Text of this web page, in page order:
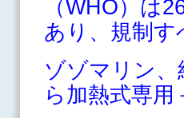
（WHO）は
あり、規制す
ゾゾマリン
ら加熱式専